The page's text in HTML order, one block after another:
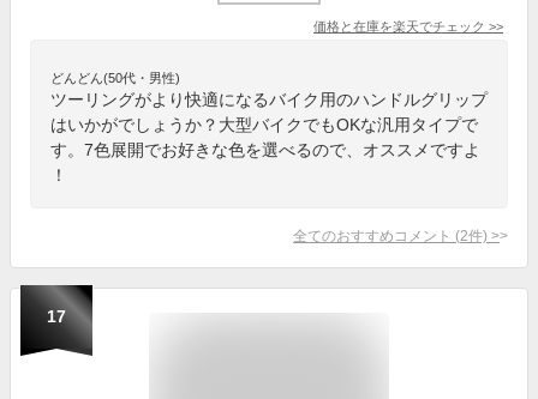
価格と在庫を楽天でチェック >>
どんどん(50代・男性)
ツーリングがより快適になるバイク用のハンドルグリップ
はいかがでしょうか？大型バイクでもOKな汎用タイプで
す。7色展開でお好きな色を選べるので、オススメですよ
！
全てのおすすめコメント (2件) >
17